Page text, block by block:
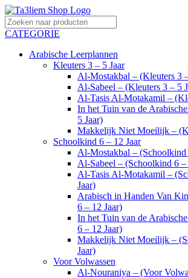
CATEGORIE
Arabische Leerplannen
Kleuters 3 – 5 Jaar
Al-Mostakbal – (Kleuters 3
Al-Sabeel – (Kleuters 3 – 5
Al-Tasis Al-Motakamil –
In het Tuin van de
5 Jaar)
Makkelijk Niet Moeilijk –
Schoolkind 6 – 12 Jaar
Al-Mostakbal – (Schoolkind
Al-Sabeel – (Schoolkind 6 –
Al-Tasis Al-Motakamil –
Jaar)
Arabisch in Handen Van
6 – 12 Jaar)
In het Tuin van de
6 – 12 Jaar)
Makkelijk Niet Moeilijk –
Jaar)
Voor Volwassen
Al-Nouraniya – (Voor